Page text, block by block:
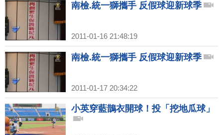
南檢.統一獅攜手 反假球迎新球季
2011-01-16 21:48:19
南檢.統一獅攜手 反假球迎新球季
2011-01-17 20:34:22
小英穿藍鵲衣開球！投「挖地瓜球」